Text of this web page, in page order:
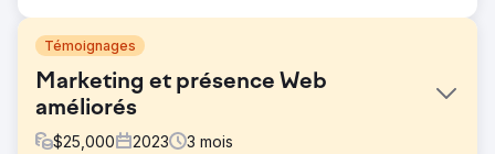
Témoignages
Marketing et présence Web
améliorés
$25,000 2023 3 mois